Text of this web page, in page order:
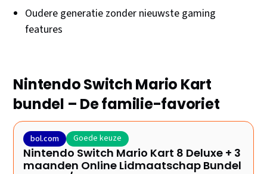
Oudere generatie zonder nieuwste gaming
features
Nintendo Switch Mario Kart
bundel – De familie-favoriet
bol.com Goede keuze
Nintendo Switch Mario Kart 8 Deluxe + 3
maanden Online Lidmaatschap Bundel